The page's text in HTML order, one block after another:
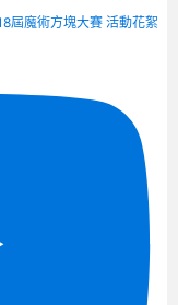
屆魔術方塊大賽 活動花絮